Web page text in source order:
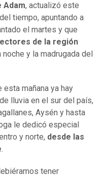
Adam, actualizó este
tiempo, apuntando a
el martes y que
de la región
y la madrugada del
mañana ya hay
lluvia en el sur del país,
Aysén y hasta
le dedicó especial
y norte, desde las
.
tener